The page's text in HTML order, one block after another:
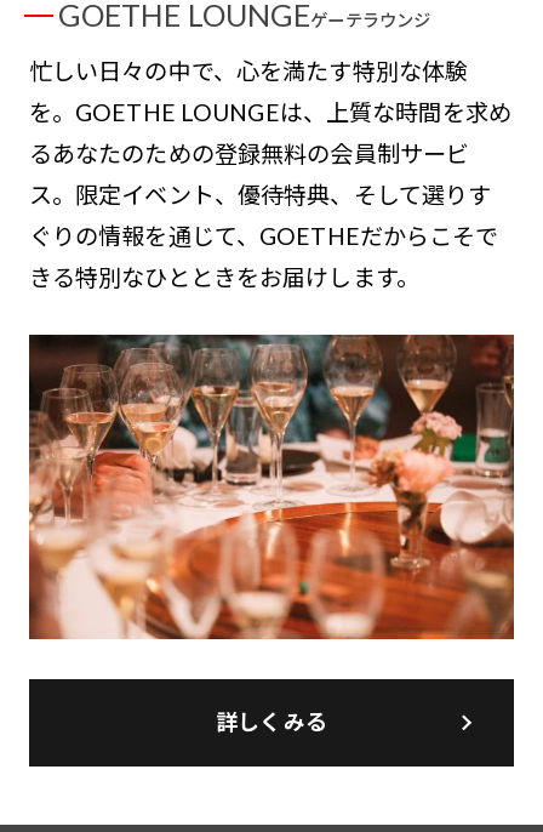
GOETHE LOUNGEゲーテラウンジ
忙しい日々の中で、心を満たす特別な体験
を。GOETHE LOUNGEは、上質な時間を求め
るあなたのための登録無料の会員制サービ
ス。限定イベント、優待特典、そして選りす
ぐりの情報を通じて、GOETHEだからこそで
きる特別なひとときをお届けします。
詳しくみる